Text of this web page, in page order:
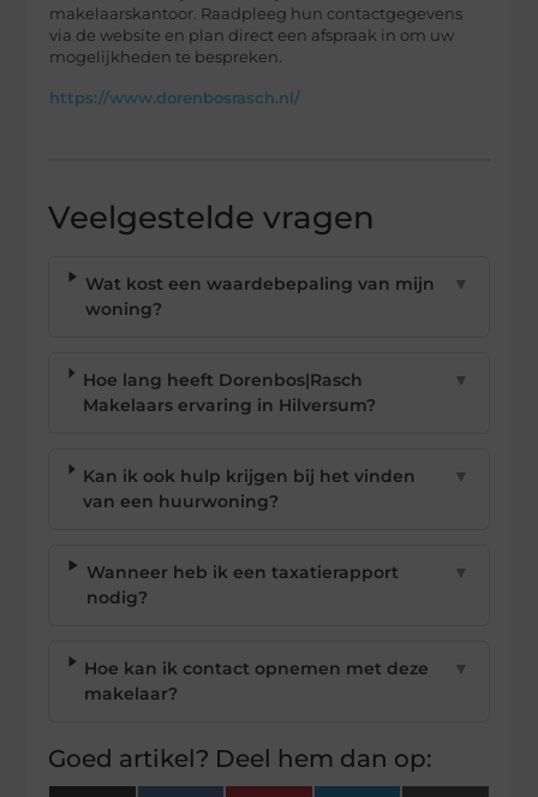
makelaarskantoor. Raadpleeg hun contactgegevens
via de website en plan direct een afspraak in om uw
mogelijkheden te bespreken.
https://www.dorenbosrasch.nl/
Veelgestelde vragen
Wat kost een waardebepaling van mijn
woning?
▼
Hoe lang heeft Dorenbos|Rasch
Makelaars ervaring in Hilversum?
▼
Kan ik ook hulp krijgen bij het vinden
van een huurwoning?
▼
Wanneer heb ik een taxatierapport
nodig?
▼
Hoe kan ik contact opnemen met deze
makelaar?
▼
Goed artikel? Deel hem dan op: